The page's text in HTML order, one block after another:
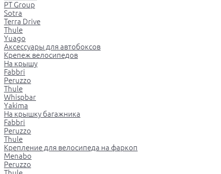
PT Group
Sotra
Terra Drive
Thule
Yuago
Аксессуары для автобоксов
Крепеж велосипедов
На крышу
Fabbri
Peruzzo
Thule
Whispbar
Yakima
На крышку багажника
Fabbri
Peruzzo
Thule
Крепление для велосипеда на фаркоп
Menabo
Peruzzo